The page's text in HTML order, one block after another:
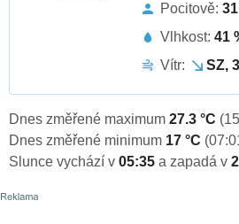
Pocitově:
Vlhkost: 41
Vítr:
SZ,
Dnes změřené maximum 27.3 °C
Dnes změřené minimum 17 °C
Slunce vychází v 05:35 a zapadá v